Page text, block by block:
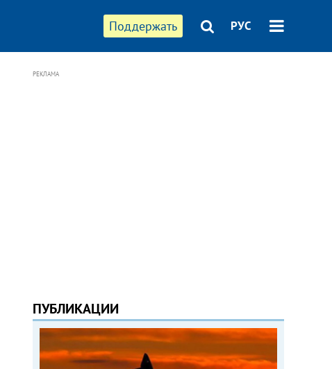
Поддержать РУС
РЕКЛАМА
ПУБЛИКАЦИИ